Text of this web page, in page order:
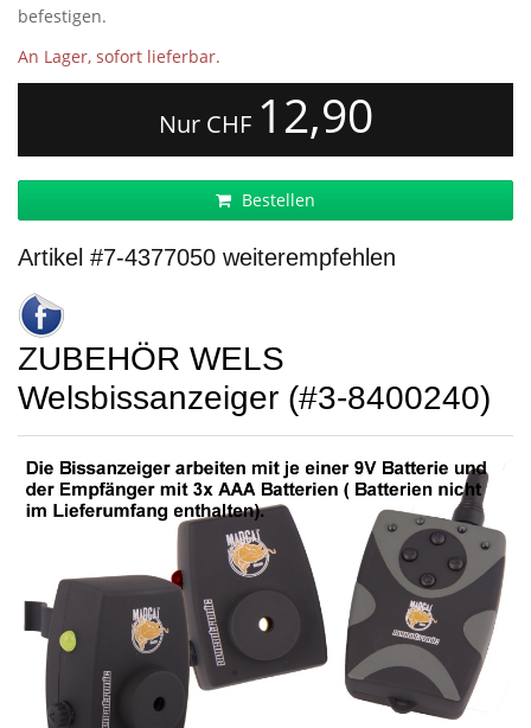
befestigen.
An Lager, sofort lieferbar.
Nur CHF 12,90
Bestellen
Artikel #7-4377050 weiterempfehlen
ZUBEHÖR WELS
Welsbissanzeiger (#3-8400240)